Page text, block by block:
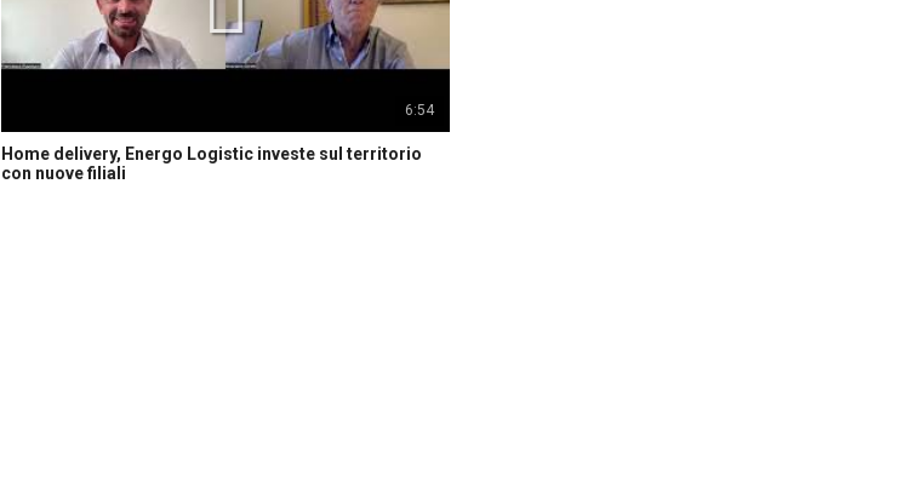
6:54
Home delivery, Energo Logistic investe sul territorio
con nuove filiali